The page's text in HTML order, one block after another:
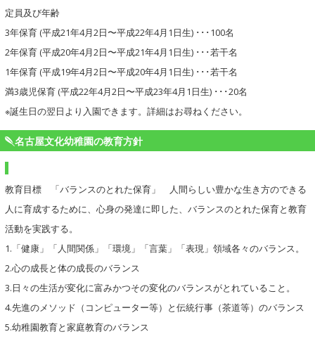
定員及び年齢
3年保育 (平成21年4月2日〜平成22年4月1日生) ･･･100名
2年保育 (平成20年4月2日〜平成21年4月1日生) ･･･若干名
1年保育 (平成19年4月2日〜平成20年4月1日生) ･･･若干名
満3歳児保育 (平成22年4月2日〜平成23年4月1日生) ･･･20名
※誕生日の翌日より入園できます。詳細はお尋ねください。
名古屋文化幼稚園の教育方針
教育目標 「バランスのとれた保育」 人間らしい豊かな生き方のできる
人に育成するために、心身の発達に即した、バランスのとれた保育と教育
活動を実践する。
1.「健康」「人間関係」「環境」「言葉」「表現」領域各々のバランス。
2.心の成長と体の成長のバランス
3.日々の生活が変化に富みかつその変化のバランスがとれていること。
4.先進のメソッド（コンピューター等）と伝統行事（茶道等）のバランス
5.幼稚園教育と家庭教育のバランス